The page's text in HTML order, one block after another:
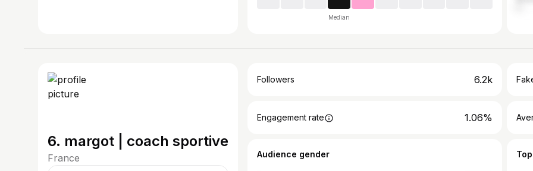
Median
6. margot | coach sportive
France
Followers 6.2k
Engagement rate 1.06%
Audience gender